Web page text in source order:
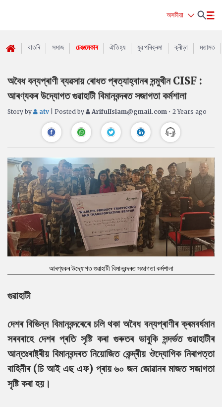
অসমীয়া
বাতৰি সমাজ চেঞ্জমেকাৰ ঐতিহ্য যুৱ পৰিক্ৰমা ক্ৰীড়া মতামত
অবৈধ বন্যপ্ৰাণী ব্যৱসায় ৰোধত প্ৰত্যাহ্বানৰ সন্মুখীন CISF :
আৰণ্যকৰ উদ্যোগত গুৱাহাটী বিমানবন্দৰত সজাগতা কৰ্মশালা
Story by atv | Posted by ArifulIslam@gmail.com • 2 Years ago
আৰণ্যকৰ উদ্যোগত গুৱাহাটী বিমানবন্দৰত সজাগতা কৰ্মশালা
গুৱাহাটী
দেশৰ বিভিন্ন বিমানবন্দৰেৰে চলি থকা অবৈধ বন্যপ্ৰাণীৰ ক্ৰমবৰ্ধমান
সৰবৰাহে দেশৰ প্ৰতি সৃষ্টি কৰা গুৰুতৰ ভাবুকি সন্দৰ্ভত গুৱাহাটীৰ
আন্তঃৰাষ্ট্ৰীয় বিমানবন্দৰত নিয়োজিত কেন্দ্ৰীয় ঔদ্যোগিক নিৰাপত্তা
বাহিনীৰ (চি আই এছ এফ) প্ৰায় ৬০ জন জোৱানৰ মাজত সজাগতা
সৃষ্টি কৰা হয়।